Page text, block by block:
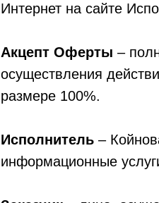
Интернет на сайте
Акцепт Оферты –
осуществления
размере 100%.
Исполнитель –
информационные